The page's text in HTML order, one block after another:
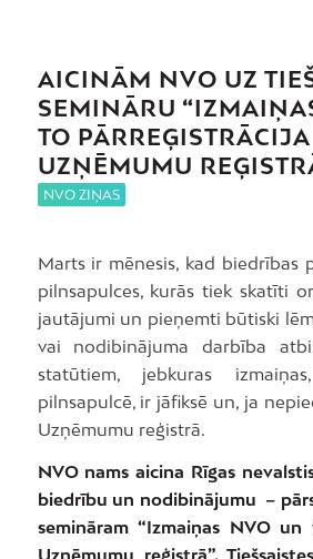
AICINĀM NVO UZ
SEMINĀRU
TO PĀRREĢISTRĀCIJA
UZŅĒMUMU
NVO ZIŅAS
Marts ir mēnesis, kad biedrības
pilnsapulces, kurās tiek skatīti
jautājumi un pieņemti būtiski
vai nodibinājuma darbība
statūtiem, jebkuras
pilnsapulcē, ir jāfiksē un, ja
Uzņēmumu reģistrā.
NVO nams aicina Rīgas
biedrību un nodibinājumu –
semināram “Izmaiņas NVO
Uzņēmumu reģistrā”.